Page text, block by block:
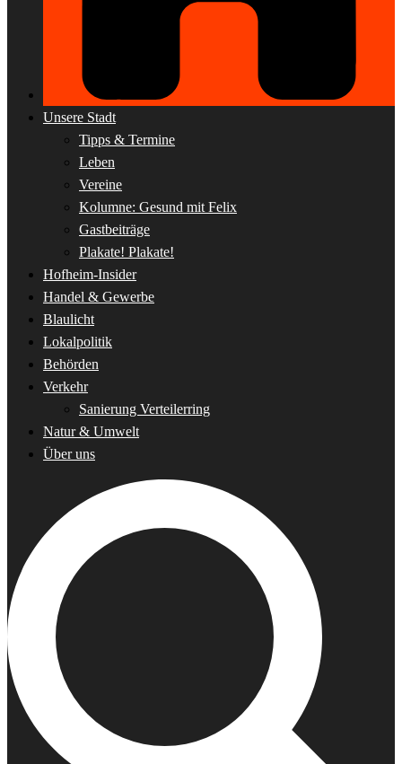
Unsere Stadt
Tipps & Termine
Leben
Vereine
Kolumne: Gesund mit Felix
Gastbeiträge
Plakate! Plakate!
Hofheim-Insider
Handel & Gewerbe
Blaulicht
Lokalpolitik
Behörden
Verkehr
Sanierung Verteilerring
Natur & Umwelt
Über uns